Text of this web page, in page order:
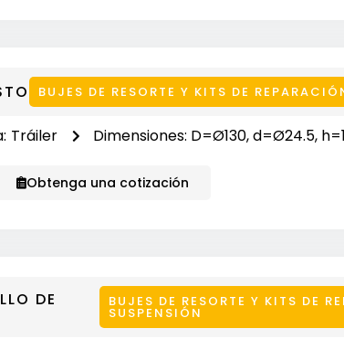
BUJES DE RESORTE Y KITS DE
Tráiler Dimensiones: D=Ø130, d=Ø24.5,
Obtenga una cotización
DE BUJES DE RESORTE Y KITS DE
SUSPENSIÓN